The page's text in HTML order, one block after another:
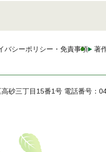
バシーポリシー・免責事項 著
砂三丁目15番1号 電話番号：